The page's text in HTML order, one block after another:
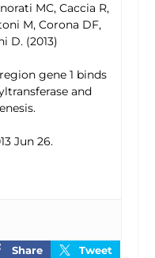
MC, Caccia R,
M, Corona DF,
D. (2013)
gene 1 binds
and
Jun 26.
Share
Tweet